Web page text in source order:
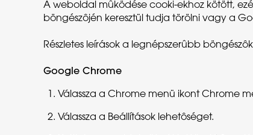
A weboldal mûködése cooki-ekhoz kötött,
böngészôjén keresztül tudja törölni vagy a
Részletes leírások a legnépszerûbb
Google Chrome
Válassza a Chrome menü ikont Chrome
Válassza a Beállítások lehetôséget.